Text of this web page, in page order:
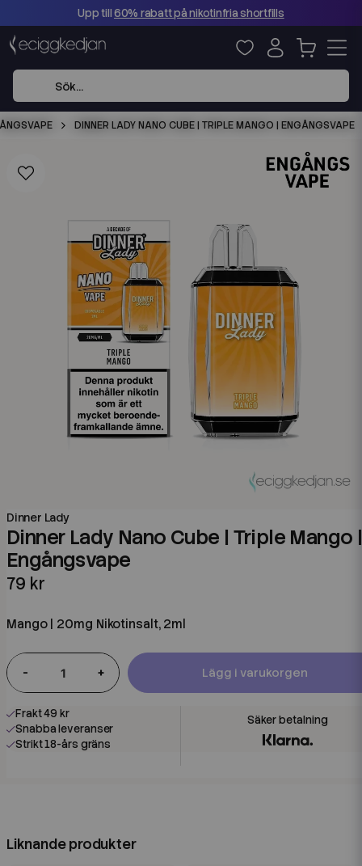
Upp till60% rabatt på nikotinfria shortfills
DINNER LADY NANO CUBE | TRIPLE MANGO | ENGÅNGSVAPE
Dinner Lady
Dinner Lady Nano Cube | Triple Mango |
Engångsvape
79 kr
Mango | 20mg Nikotinsalt, 2ml
- + Lägg i varukorgen
Frakt 49 kr
Snabba leveranser
Strikt 18-års gräns
Liknande produkter